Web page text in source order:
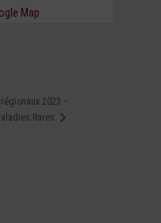
Map
2023 –
Rares